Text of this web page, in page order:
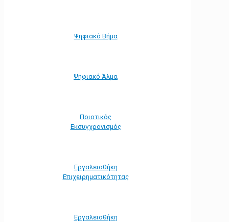
Ψηφιακό Βήμα
Ψηφιακό Άλμα
Ποιοτικός
Εκσυγχρονισμός
Εργαλειοθήκη
Eπιχειρηματικότητας
Εργαλειοθήκη